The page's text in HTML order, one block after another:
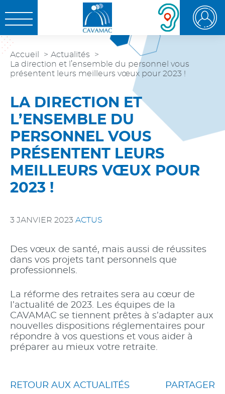
contenu
Aller au
menu
Aller à la
recherche
OUVRIR LE MENU
Accueil
Actualités
La direction et l’ensemble du personnel vous
présentent leurs meilleurs vœux pour 2023 !
LA DIRECTION ET
L’ENSEMBLE DU
PERSONNEL VOUS
PRÉSENTENT LEURS
MEILLEURS VŒUX POUR
2023 !
3 JANVIER 2023 ACTUS
Des vœux de santé, mais aussi de réussites
dans vos projets tant personnels que
professionnels.
La réforme des retraites sera au cœur de
l’actualité de 2023. Les équipes de la
CAVAMAC se tiennent prêtes à s’adapter aux
nouvelles dispositions réglementaires pour
répondre à vos questions et vous aider à
préparer au mieux votre retraite.
RETOUR AUX ACTUALITÉS PARTAGER